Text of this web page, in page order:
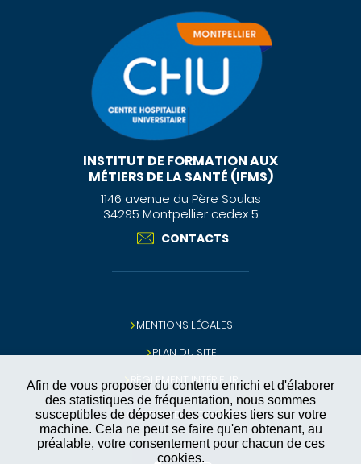
Afin de vous proposer du contenu enrichi et d'élaborer
des statistiques de fréquentation, nous sommes
susceptibles de déposer des cookies tiers sur votre
machine. Cela ne peut se faire qu'en obtenant, au
préalable, votre consentement pour chacun de ces
cookies.
INSTITUT DE FORMATION AUX
MÉTIERS DE LA SANTÉ (IFMS)
1146 avenue du Père Soulas
34295 Montpellier cedex 5
CONTACTS
MENTIONS LÉGALES
PLAN DU SITE
RÈGLEMENT INTÉRIEUR
GESTION DES COOKIES